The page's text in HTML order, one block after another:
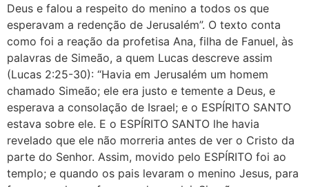
Deus e falou a respeito do menino a todos os que
esperavam a redenção de Jerusalém”. O texto conta
como foi a reação da profetisa Ana, filha de Fanuel, às
palavras de Simeão, a quem Lucas descreve assim
‭‭(Lucas‬ ‭2:25‭-‬30‬): “Havia em Jerusalém um homem
chamado Simeão; ele era justo e temente a Deus, e
esperava a consolação de Israel; e o ESPÍRITO SANTO
estava sobre ele. E o ESPÍRITO SANTO lhe havia
revelado que ele não morreria antes de ver o Cristo da
parte do Senhor. Assim, movido pelo ESPÍRITO foi ao
templo; e quando os pais levaram o menino Jesus, para